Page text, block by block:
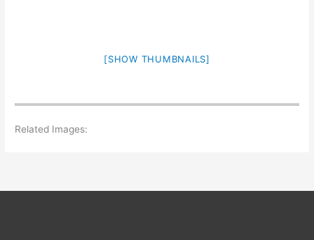
[SHOW THUMBNAILS]
Related Images: